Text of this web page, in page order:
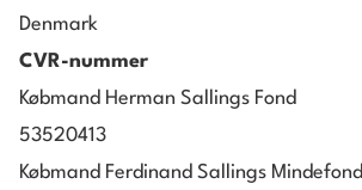
Denmark
CVR-nummer
Købmand Herman Sallings Fond
53520413
Købmand Ferdinand Sallings Mindefond